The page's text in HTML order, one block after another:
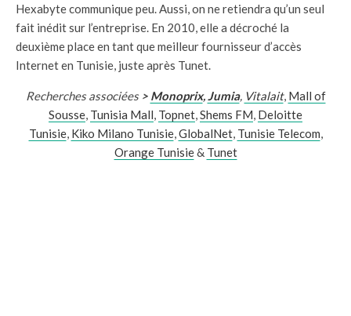
Hexabyte communique peu. Aussi, on ne retiendra qu’un seul
fait inédit sur l’entreprise. En 2010, elle a décroché la
deuxième place en tant que meilleur fournisseur d’accès
Internet en Tunisie, juste après Tunet.
Recherches associées > Monoprix, Jumia, Vitalait, Mall of
Sousse Tunisia Mall Topnet Shems FM Deloitte
Tunisie, Kiko Milano Tunisie, GlobalNet, Tunisie Telecom
Orange Tunisie& Tunet